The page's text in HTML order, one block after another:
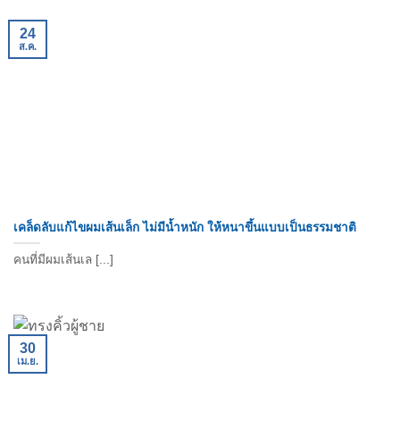
เคล็ดลับแก้ไขผมเส้นเล็ก ไม่มีน้ำหนัก ให้หนาขึ้นแบบเป็นธรรมชาติ
คนที่มีผมเส้นเล [...]
24
ส.ค.
30
เม.ย.